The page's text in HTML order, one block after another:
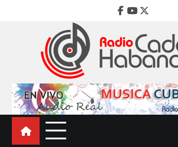
Facebook
Youtube
Twitter
Radio Cadena
Emisora de la Música Cubana